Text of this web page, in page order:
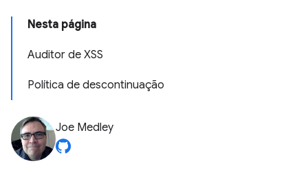
Nesta página
Auditor de XSS
Política de descontinuação
Joe Medley